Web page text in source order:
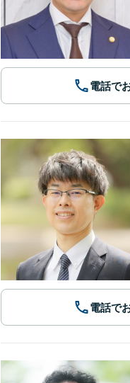
電話で
電話で